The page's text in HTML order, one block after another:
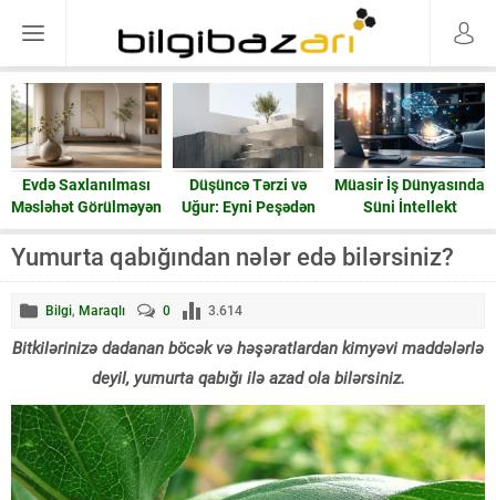
Düşüncə Tərzi və
Uğur: Eyni Peşədən
Fərqli Nəticələrə
Gedən Yol
Müasir İş Dünyasında
Süni İntellekt
Keçmişə doğru təsir
nədir? Zaman
həqiqətən geri işləyə
bilərmi?
Yumurta qabığından nələr edə bilərsiniz?
Bilgi, Maraqlı 0 3.614
Bitkilərinizə dadanan böcək və həşəratlardan kimyəvi maddələrlə
deyil, yumurta qabığı ilə azad ola bilərsiniz.